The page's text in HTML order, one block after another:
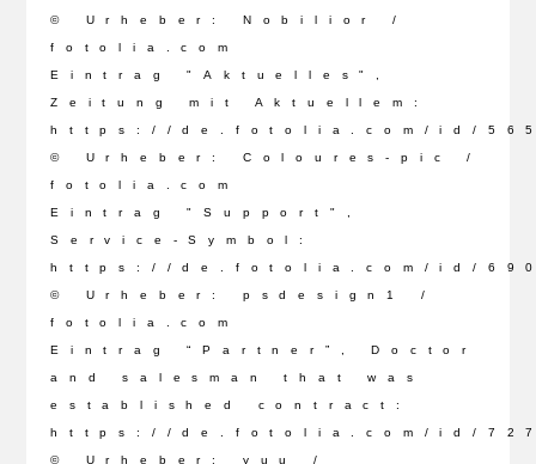
© Urheber: Nobilior /
fotolia.com
Eintrag "Aktuelles",
Zeitung mit Aktuellem:
https://de.fotolia.com/id/
© Urheber: Coloures-pic /
fotolia.com
Eintrag "Support",
Service-Symbol:
https://de.fotolia.com/id/
© Urheber: psdesign1 /
fotolia.com
Eintrag “Partner”, Doctor
and salesman that was
established contract:
https://de.fotolia.com/id/
© Urheber: yuu /